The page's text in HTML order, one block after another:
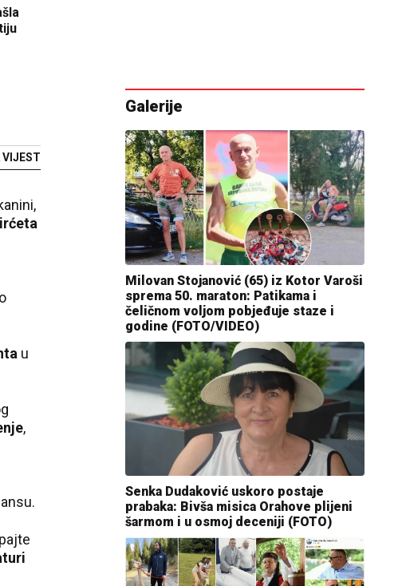
VIJEST
u
,
Galerije
Milovan Stojanović (65) iz Kotor Varoši
sprema 50. maraton: Patikama i
čeličnom voljom pobjeđuje staze i
godine (FOTO/VIDEO)
Senka Dudaković uskoro postaje
prabaka: Bivša misica Orahove plijeni
šarmom i u osmoj deceniji (FOTO)